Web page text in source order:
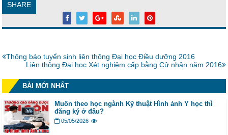
SHARE
Bài
Thông báo tuyển sinh liên thông Đại học Điều dưỡng 2016
Bài
Liên thông Đại học Xét nghiệm cấp bằng Cử nhân năm 2016
BÀI MỚI NHẤT
Muốn theo học ngành Kỹ thuật Hình ảnh Y học thì
đăng ký ở đâu?
05/05/2026